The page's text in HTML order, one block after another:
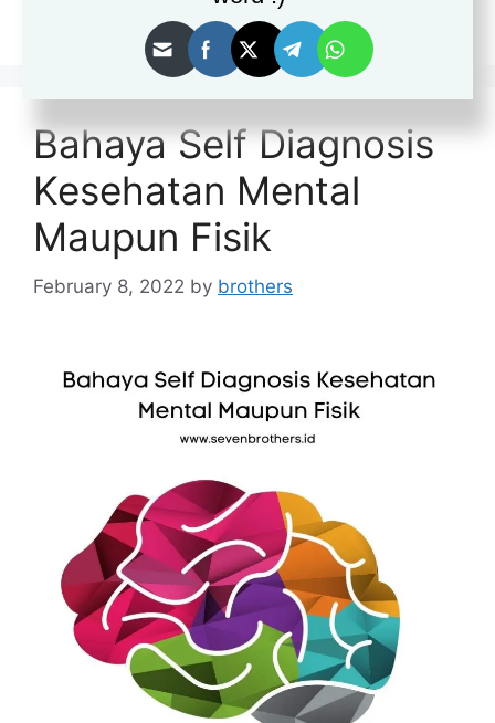
2 Comments
Bahaya Self Diagnosis
Kesehatan Mental
Maupun Fisik
February 8, 2022 by brothers